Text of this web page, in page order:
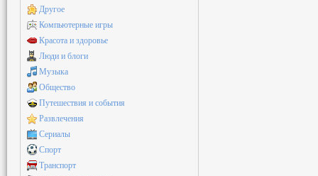
Другое
Компьютерные игры
Красота и здоровье
Люди и блоги
Музыка
Общество
Путешествия и события
Развлечения
Сериалы
Спорт
Транспорт